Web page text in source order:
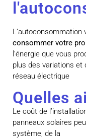
consommer votre
l’énergie que vous
plus des variations
réseau électrique
Quelles
Le coût de
panneaux solaires
système, de la